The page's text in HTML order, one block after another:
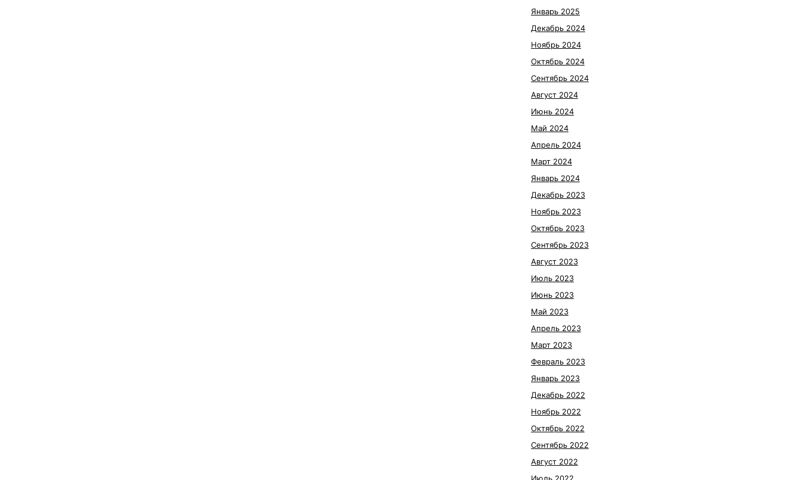
Январь 2025
Декабрь 2024
Ноябрь 2024
Октябрь 2024
Сентябрь 2024
Август 2024
Июнь 2024
Май 2024
Апрель 2024
Март 2024
Январь 2024
Декабрь 2023
Ноябрь 2023
Октябрь 2023
Сентябрь 2023
Август 2023
Июль 2023
Июнь 2023
Май 2023
Апрель 2023
Март 2023
Февраль 2023
Январь 2023
Декабрь 2022
Ноябрь 2022
Октябрь 2022
Сентябрь 2022
Август 2022